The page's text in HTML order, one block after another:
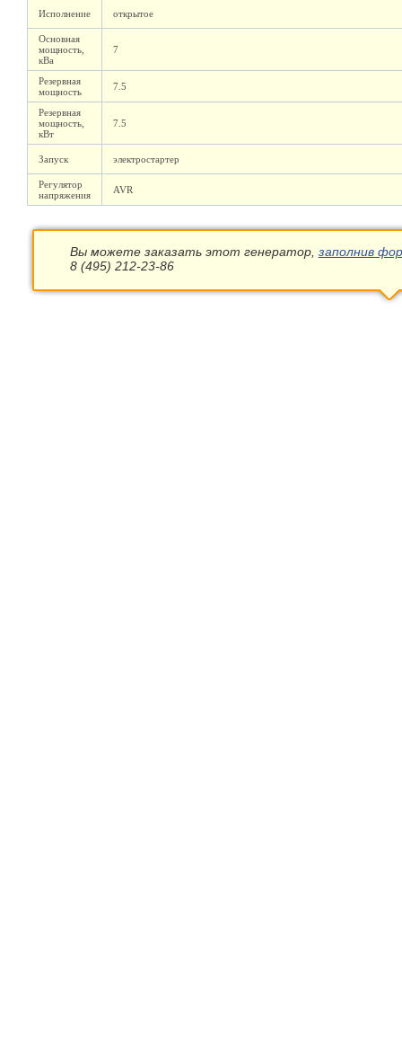
Исполнение открытое
Основная
мощность,
кВа
7
Резервная
мощность
7.5
Резервная
мощность,
кВт
7.5
Запуск электростартер
Регулятор
напряжения
AVR
Вы можете заказать этот генератор, заполнив
8 (495) 212-23-86